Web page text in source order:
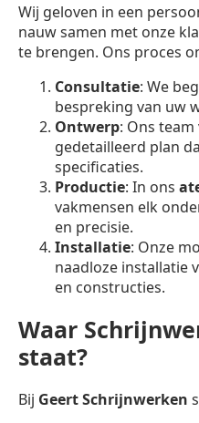
Wij geloven in een
nauw samen met onze
te brengen. Ons proces
Consultatie: We
bespreking van uw
Ontwerp: Ons
gedetailleerd plan
specificaties.
Productie: In ons
vakmensen elk
en precisie.
Installatie: Onze
naadloze installatie
en constructies.
Waar
staat?
Bij Geert Schrijnwerken